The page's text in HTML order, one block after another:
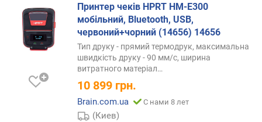
в
е
с
(
г
Принтер чеків HPRT HM-E300
мобільний, Bluetooth, USB,
червоний+чорний (14656) 14656
Тип друку - прямий термодрук, максимальна
швидкість друку - 90 мм/с, ширина
витратного матеріал…
10 899 грн.
Brain.com.ua С нами 8 лет
(Киев)